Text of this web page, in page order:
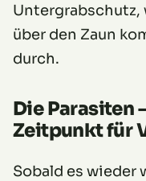
über den Zaun
durch.
Die Parasiten
Zeitpunkt für
Sobald es wieder